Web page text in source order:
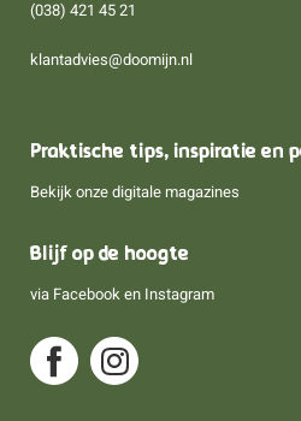
(038) 421 45 21
klantadvies@doomijn.nl
Praktische tips, inspiratie en
Bekijk onze digitale magazines
Blijf op de hoogte
via Facebook en Instagram